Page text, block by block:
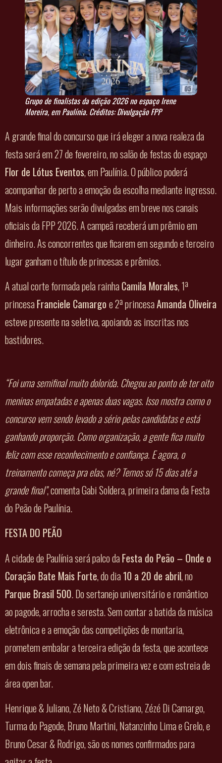
Grupo de finalistas da edição 2026 no espaço Irene
Moreira, em Paulínia. Créditos: Divulgação FPP
A grande final do concurso que irá eleger a nova realeza da
festa será em 27 de fevereiro, no salão de festas do espaço
Flor de Lótus Eventos, em Paulínia. O público poderá
acompanhar de perto a emoção da escolha mediante ingresso.
Mais informações serão divulgadas em breve nos canais
oficiais da FPP 2026. A campeã receberá um prêmio em
dinheiro. As concorrentes que ficarem em segundo e terceiro
lugar ganham o título de princesas e prêmios.
A atual corte formada pela rainhaCamila Morales, 1ª
princesaFranciele Camargo e 2ª princesaAmanda Oliveira
esteve presente na seletiva, apoiando as inscritas nos
bastidores.
“Foi uma semifinal muito dolorida. Chegou ao ponto de ter oito
meninas empatadas e apenas duas vagas. Isso mostra como o
concurso vem sendo levado a sério pelas candidatas e está
ganhando proporção. Como organização, a gente fica muito
feliz com esse reconhecimento e confiança. E agora, o
treinamento começa pra elas, né? Temos só 15 dias até a
grande final”, comenta Gabi Soldera, primeira dama da Festa
do Peão de Paulínia.
FESTA DO PEÃO
A cidade de Paulínia será palco daFesta do Peão – Onde o
Coração Bate Mais Forte, do dia10 a 20 de abril, no
Parque Brasil 500. Do sertanejo universitário e romântico
ao pagode, arrocha e seresta. Sem contar a batida da música
eletrônica e a emoção das competições de montaria,
prometem embalar a terceira edição da festa, que acontece
em dois finais de semana pela primeira vez e com estreia de
área open bar.
Henrique & Juliano, Zé Neto & Cristiano, Zézé Di Camargo,
Turma do Pagode, Bruno Martini, Natanzinho Lima e Grelo, e
Bruno Cesar & Rodrigo, são os nomes confirmados para